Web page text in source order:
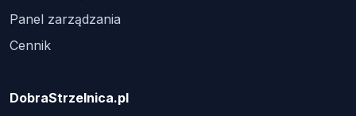
Panel zarządzania
Cennik
DobraStrzelnica.pl